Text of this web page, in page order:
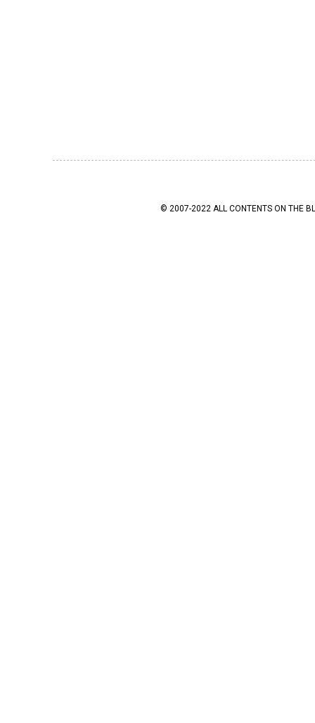
© 2007-2022 ALL CONTENTS ON THE